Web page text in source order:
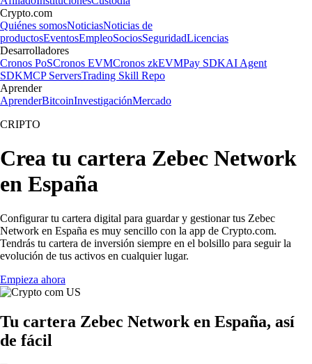
Crypto.com
Quiénes somosNoticiasNoticias de
productosEventosEmpleoSociosSeguridadLicencias
Desarrolladores
Cronos PoSCronos EVMCronos zkEVMPay SDKAI Agent
SDKMCP ServersTrading Skill Repo
Aprender
AprenderBitcoinInvestigaciónMercado
CRIPTO
Crea tu cartera Zebec Network
en España
Configurar tu cartera digital para guardar y gestionar tus Zebec
Network en España es muy sencillo con la app de Crypto.com.
Tendrás tu cartera de inversión siempre en el bolsillo para seguir la
evolución de tus activos en cualquier lugar.
Empieza ahora
Tu cartera Zebec Network en España, así
de fácil